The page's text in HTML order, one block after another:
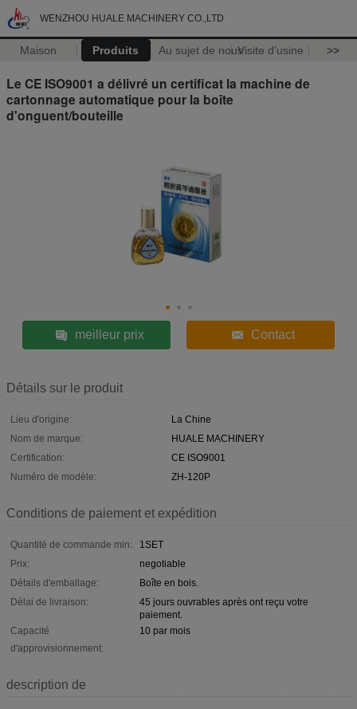
WENZHOU HUALE MACHINERY CO.,LTD
Maison Produits Au sujet de nousVisite d'usine >>
Le CE ISO9001 a délivré un certificat la machine de
cartonnage automatique pour la boîte
d'onguent/bouteille
meilleur prix Contact
Détails sur le produit
Lieu d'origine:
La Chine
Nom de marque:
HUALE MACHINERY
Certification:
CE ISO9001
Numéro de modèle:
ZH-120P
Conditions de paiement et expédition
Quantité de commande min:
1SET
Prix:
negotiable
Détails d'emballage:
Boîte en bois.
Délai de livraison:
45 jours ouvrables après ont reçu votre
paiement.
Capacité
d'approvisionnement:
10 par mois
description de